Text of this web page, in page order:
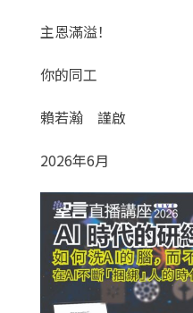
主恩滿溢！
你的同工
賴若瀚 謹啟
2026年6月